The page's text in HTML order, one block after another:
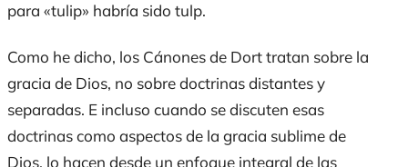
para «tulip» habría sido tulp.
Como he dicho, los Cánones de Dort tratan sobre la
gracia de Dios, no sobre doctrinas distantes y
separadas. E incluso cuando se discuten esas
doctrinas como aspectos de la gracia sublime de
Dios, lo hacen desde un enfoque integral de las